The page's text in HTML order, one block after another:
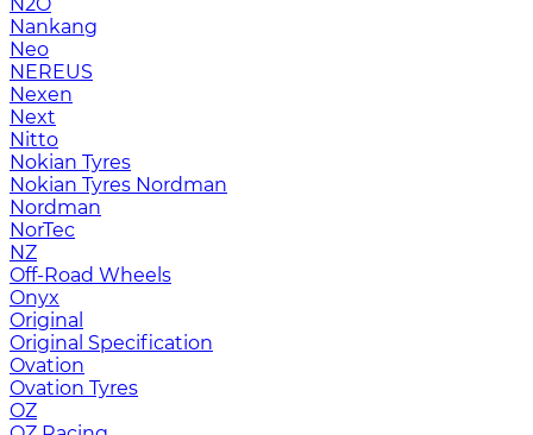
Nankang
Neo
NEREUS
Nexen
Next
Nitto
Nokian Tyres
Nokian Tyres Nordman
Nordman
NorTec
NZ
Off-Road Wheels
Onyx
Original
Original Specification
Ovation
Ovation Tyres
OZ